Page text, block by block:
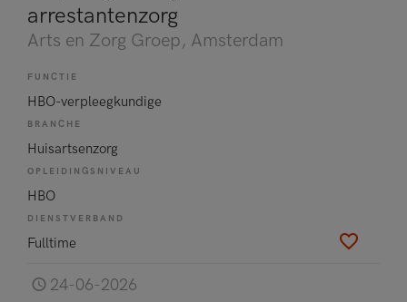
arrestantenzorg
Arts en Zorg Groep, Amsterdam
FUNCTIE
HBO-verpleegkundige
BRANCHE
Huisartsenzorg
OPLEIDINGSNIVEAU
HBO
DIENSTVERBAND
Fulltime
24-06-2026